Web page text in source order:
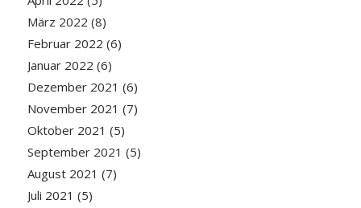
März 2022 (8)
Februar 2022 (6)
Januar 2022 (6)
Dezember 2021 (6)
November 2021 (7)
Oktober 2021 (5)
September 2021 (5)
August 2021 (7)
Juli 2021 (5)